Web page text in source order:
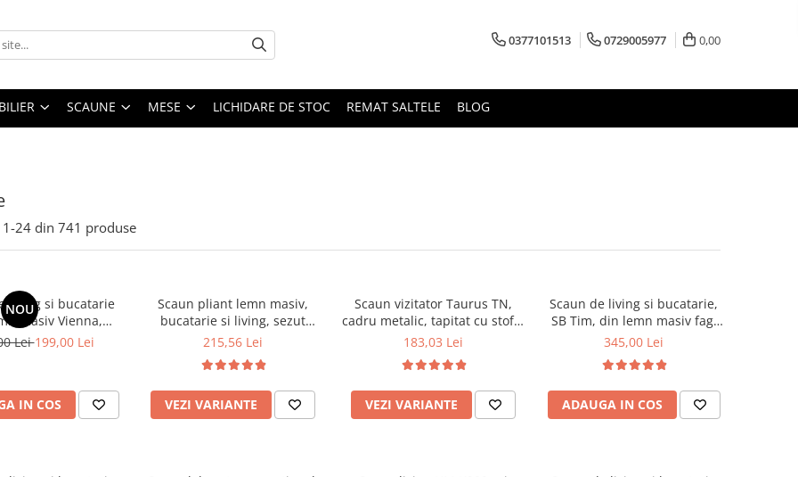
0377101513 0729005977 0,00
SCAUNE MESE LICHIDARE DE STOC REMAT SALTELE BLOG
1-24 din 741 produse
NOU
living si bucatarie
masiv Vienna,
stofa,100 kg,
Lei199,00 Lei
IN COS
Scaun pliant lemn masiv,
bucatarie si living, sezut
tapitat cu piele ecologica, 100
215,56 Lei
VEZI VARIANTE
Scaun vizitator Taurus TN,
cadru metalic, tapitat cu stofa,
stivuibil, 120 kg, negru
183,03 Lei
VEZI VARIANTE
Scaun de living si bucatarie,
SB Tim, din lemn masiv fag,
tapiterie stofa, lacuit, 120 kg,
345,00 Lei
ADAUGA IN COS